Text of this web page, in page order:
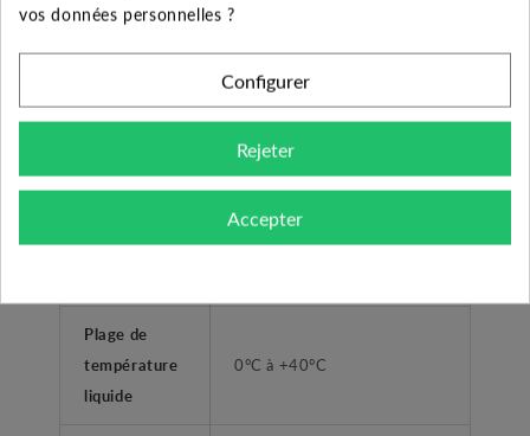
solides ou abrasifs, non
agressifs.
Application
surpression habitations -
collectivitées
Type de
Plage de
température
liquide
0°C à +40°C
vos données personnelles ?
Configurer
Rejeter
Accepter